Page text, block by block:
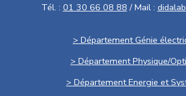
Tél. : 01 30 66 08 88 / Mail :
> Département Génie
> Département Physique/
> Département Energie et